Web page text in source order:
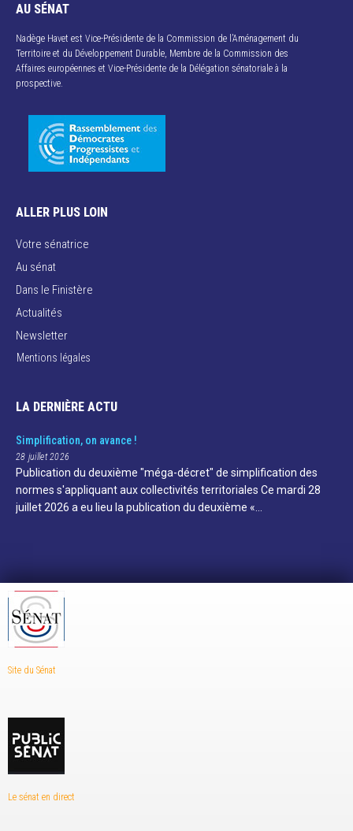
AU SÉNAT
Nadège Havet est Vice-Présidente de la Commission de l’Aménagement du
Territoire et du Développement Durable, Membre de la Commission des
Affaires européennes et Vice-Présidente de la Délégation sénatoriale à la
prospective.
ALLER PLUS LOIN
Votre sénatrice
Au sénat
Dans le Finistère
Actualités
Newsletter
Mentions légales
LA DERNIÈRE ACTU
Simplification, on avance !
28 juillet 2026
Publication du deuxième "méga-décret" de simplification des
normes s'appliquant aux collectivités territoriales Ce mardi 28
juillet 2026 a eu lieu la publication du deuxième «…
Site du Sénat
Le sénat en direct